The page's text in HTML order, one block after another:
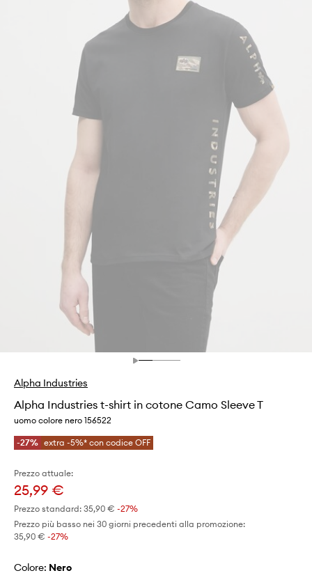
Alpha Industries
Alpha Industries t-shirt in cotone Camo Sleeve T
uomo colore nero 156522
-27% extra -5%* con codice OFF
Prezzo attuale:
25,99 €
Prezzo standard: 35,90 € -27%
Prezzo più basso nei 30 giorni precedenti alla promozione:
35,90 € -27%
Colore: nero